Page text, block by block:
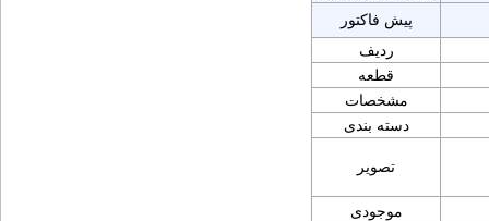
پیش فاکتور
ردیف
قطعه
مشخصات
دسته بندی
تصویر
موجودی